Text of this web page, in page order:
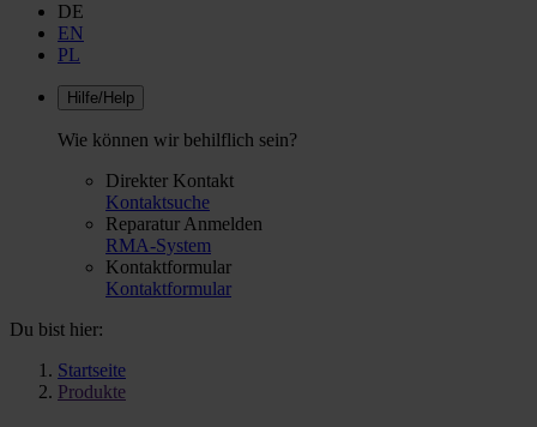
DE
EN
PL
Hilfe/Help
Wie können wir behilflich sein?
Direkter Kontakt
Kontaktsuche
Reparatur Anmelden
RMA-System
Kontaktformular
Kontaktformular
Du bist hier:
Startseite
Produkte